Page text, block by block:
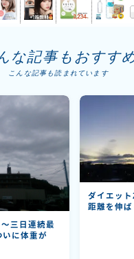
な記事もおすす
こんな記事も読まれています
三日連続最
いに体重が
ダイエッ
距離を伸